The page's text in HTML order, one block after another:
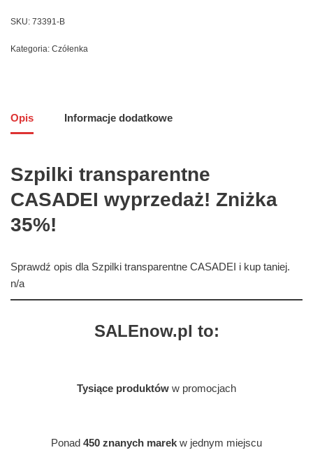
SKU: 73391-B
Kategoria: Czółenka
Opis Informacje dodatkowe
Szpilki transparentne
CASADEI wyprzedaż! Zniżka
35%!
Sprawdź opis dla Szpilki transparentne CASADEI i kup taniej.
n/a
SALEnow.pl to:
Tysiące produktów w promocjach
Ponad 450 znanych marek w jednym miejscu